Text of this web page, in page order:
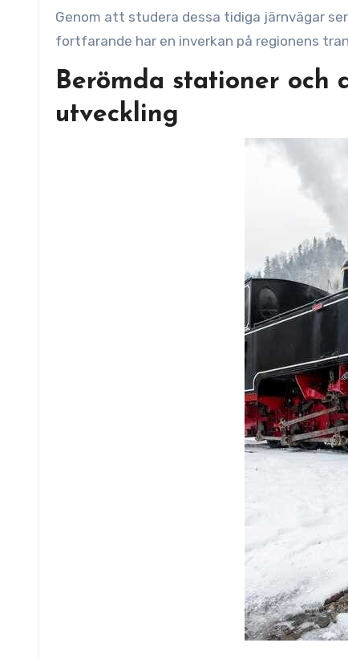
Genom att studera dessa tidiga järnvägar
fortfarande har en inverkan på regionens
Berömda stationer och
utveckling